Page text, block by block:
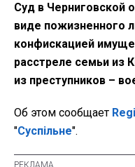
Суд в Черниговской
виде пожизненного
конфискацией
расстреле семьи из
из преступников –
Об этом сообщает
"Суспільне".